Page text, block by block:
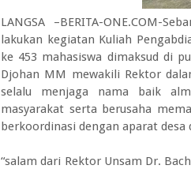
LANGSA –BERITA-ONE.COM-
lakukan kegiatan Kuliah
ke 453 mahasiswa dimaksud di
Djohan MM mewakili Rektor
selalu menjaga nama baik
masyarakat serta berusaha
berkoordinasi dengan aparat desa
“salam dari Rektor Unsam Dr.